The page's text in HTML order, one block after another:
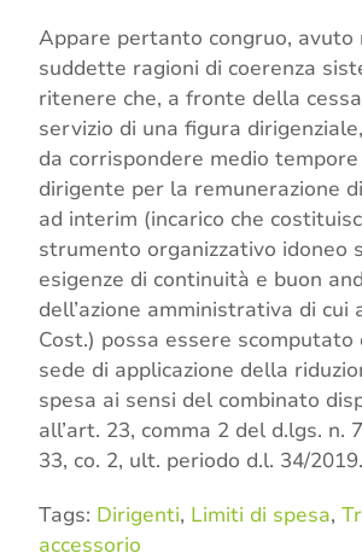
Appare pertanto congruo, avuto
suddette ragioni di coerenza
ritenere che, a fronte della
servizio di una figura
da corrispondere medio
dirigente per la remunerazione
ad interim (incarico che
strumento organizzativo idoneo
esigenze di continuità e buon
dell’azione amministrativa di cui
Cost.) possa essere scomputato
sede di applicazione della
spesa ai sensi del combinato
all’art. 23, comma 2 del d.lgs. n.
33, co. 2, ult. periodo d.l. 34/2019.
Tags: Dirigenti, Limiti di spesa,
accessorio